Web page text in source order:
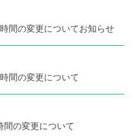
間の変更についてお知らせ
間の変更について
間の変更について